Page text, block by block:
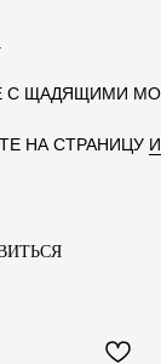
С ЩАДЯЩИМИ
НА СТРАНИЦУ